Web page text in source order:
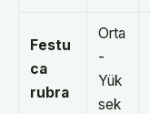
Festu
ca
rubra
Orta
-
Yük
sek